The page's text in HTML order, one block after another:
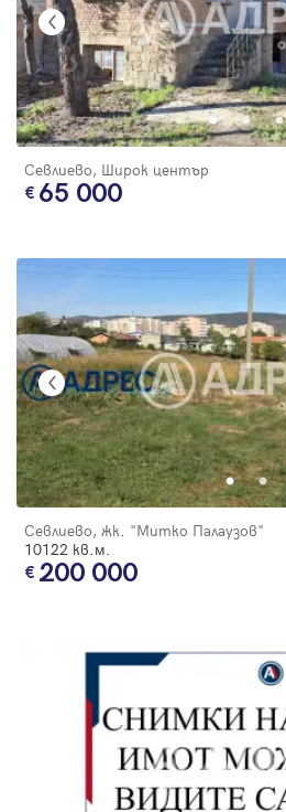
Севлиево, Широк център
65 000
Севлиево, жк. "Митко Палаузов"
10122 кв.м.
200 000